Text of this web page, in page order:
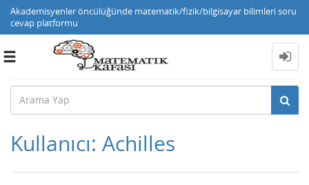
Akademisyenler öncülüğünde matematik/fizik/bilgisayar bilimleri soru
cevap platformu
Toggle
Kullanıcı: Achilles